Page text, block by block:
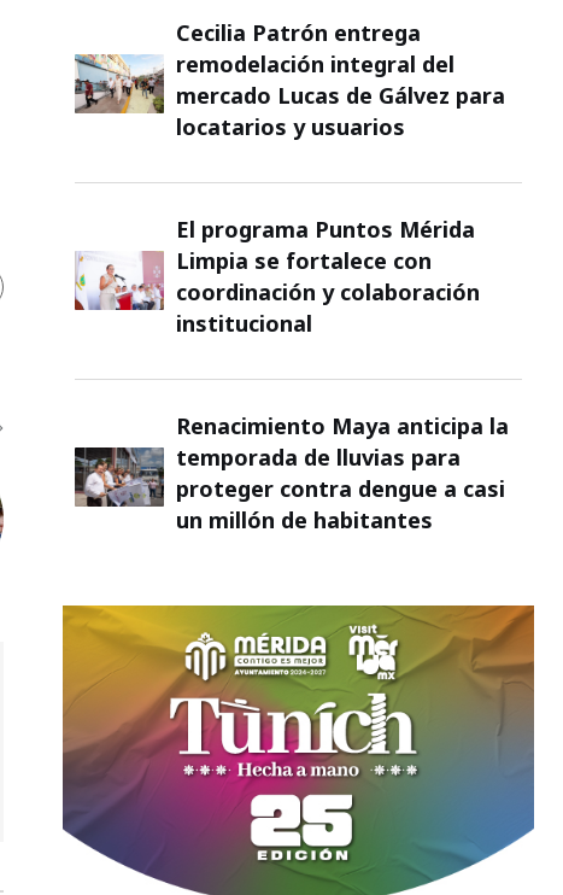
Cecilia Patrón entrega
remodelación integral del
mercado Lucas de Gálvez para
locatarios y usuarios
El programa Puntos Mérida
Limpia se fortalece con
coordinación y colaboración
institucional
Renacimiento Maya anticipa la
temporada de lluvias para
proteger contra dengue a casi
un millón de habitantes